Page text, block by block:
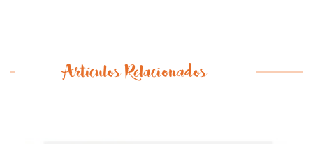
Artículos Relacionados